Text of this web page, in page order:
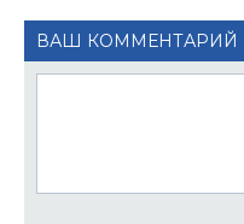
ВАШ КОММЕНТАРИЙ